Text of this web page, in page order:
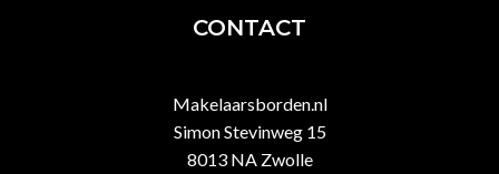
CONTACT
Makelaarsborden.nl
Simon Stevinweg 15
8013 NA Zwolle